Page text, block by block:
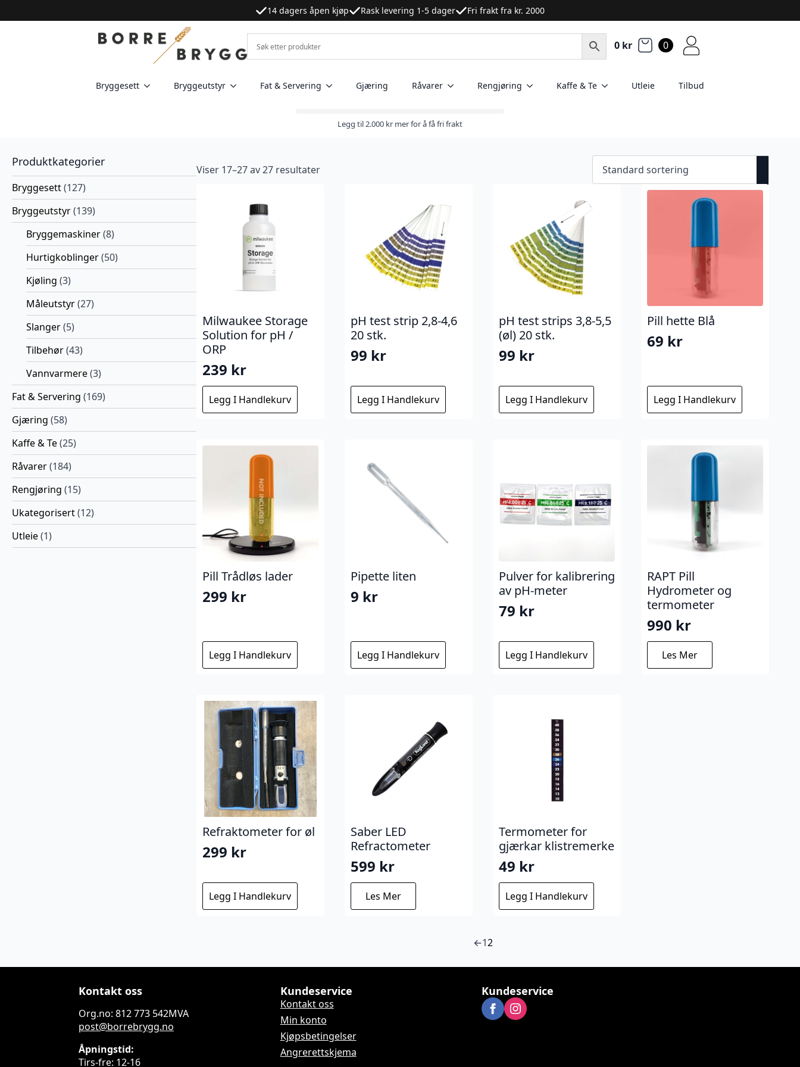
14 dagers åpen kjøp Rask levering 1-5 dager Fri frakt fra kr. 2000
0 kr 0
Bryggesett Bryggeutstyr Fat & Servering Gjæring Råvarer Rengjøring Kaffe & Te Utleie Tilbud
Legg til2.000 kr mer for å få fri frakt
Produktkategorier
Bryggesett(127)
Bryggeutstyr(139)
Bryggemaskiner(8)
Hurtigkoblinger(50)
Kjøling (3)
Måleutstyr(27)
Slanger(5)
Tilbehør(43)
Vannvarmere(3)
Fat & Servering (169)
Gjæring (58)
Kaffe & Te(25)
Råvarer(184)
Rengjøring (15)
Ukategorisert(12)
Utleie(1)
Viser 17–27 av 27 resultater
Milwaukee Storage
Solution for pH /
ORP
239 kr
Legg I Handlekurv
pH test strip 2,8-4,6
20 stk.
99 kr
Legg I Handlekurv
pH test strips 3,8-5,5
(øl) 20 stk.
99 kr
Legg I Handlekurv
Pill hette Blå
69 kr
Legg I Handlekurv
Pill Trådløs lader
299 kr
Legg I Handlekurv
Pipette liten
9 kr
Legg I Handlekurv
Pulver for kalibrering
av pH-meter
79 kr
Legg I Handlekurv
RAPT Pill
Hydrometer og
termometer
990 kr
Les Mer
Refraktometer for øl
299 kr
Legg I Handlekurv
Saber LED
Refractometer
599 kr
Les Mer
Termometer for
gjærkar klistremerke
49 kr
Legg I Handlekurv
←12
Kontakt oss
Org.no: 812 773 542MVA
post@borrebrygg.no
Åpningstid:
Tirs-fre: 12-16
Kundeservice
Kontakt oss
Min konto
Kjøpsbetingelser
Angrerettskjema
Kundeservice